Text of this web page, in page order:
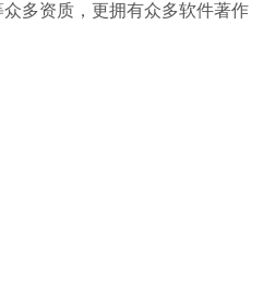
多资质，更拥有众多软件著作